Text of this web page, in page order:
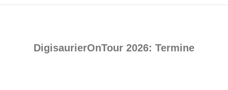
DigisaurierOnTour 2026: Termine